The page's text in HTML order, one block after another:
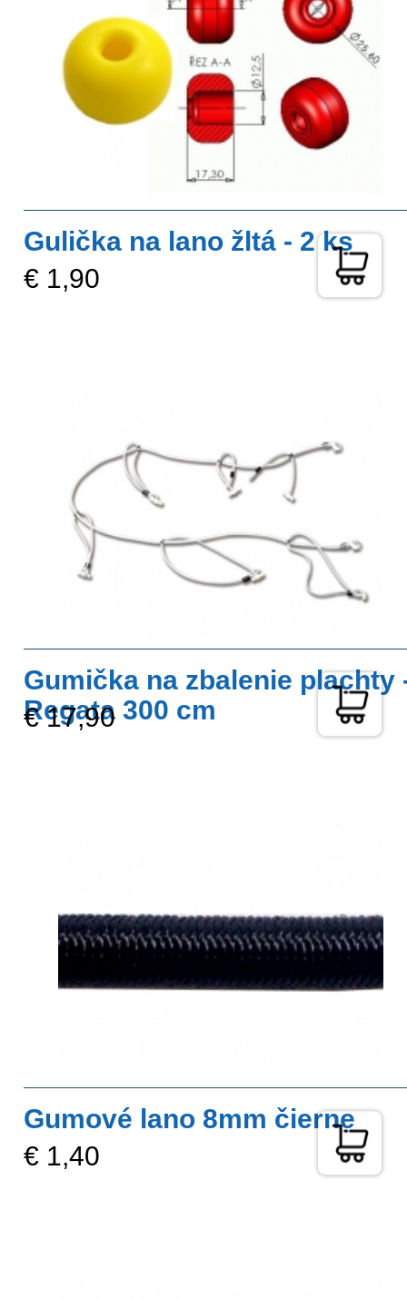
Gulička na lano žltá - 2 ks
€ 1,90
Gumička na zbalenie plachty
Regata 300 cm
€ 17,90
Gumové lano 8mm čierne
€ 1,40